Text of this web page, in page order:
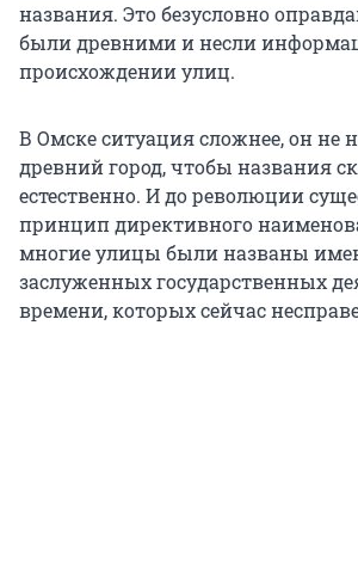
названия. Это безусловно
были древними и несли
происхождении улиц.
В Омске ситуация сложнее, он не
древний город, чтобы названия
естественно. И до революции
принцип директивного
многие улицы были названы
заслуженных государственных
времени, которых сейчас